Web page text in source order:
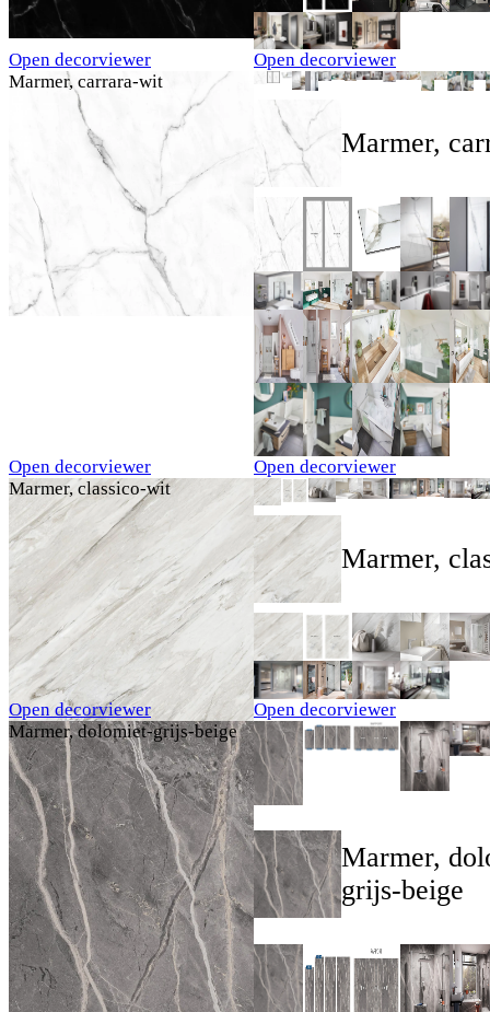
Open decorviewer
Open decorviewer
Marmer, carrara-wit
Open decorviewer
Marmer,
Open decorviewer
Marmer, classico-wit
Open decorviewer
Marmer,
Open decorviewer
Marmer, dolomiet-grijs-beige
Marmer,
grijs-beige